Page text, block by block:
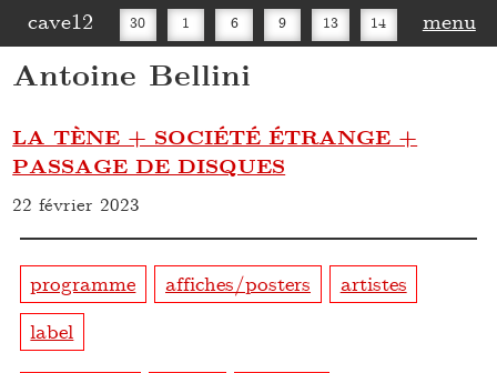
cave12 30 1 6 9 13 14
20
menu
Antoine Bellini
LA TÈNE + SOCIÉTÉ ÉTRANGE +
PASSAGE DE DISQUES
22 février 2023
programme affiches/posters
artistes
label